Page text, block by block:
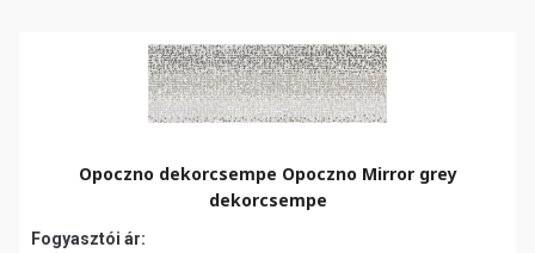
Opoczno dekorcsempe Opoczno Mirror grey
dekorcsempe
Fogyasztói ár: